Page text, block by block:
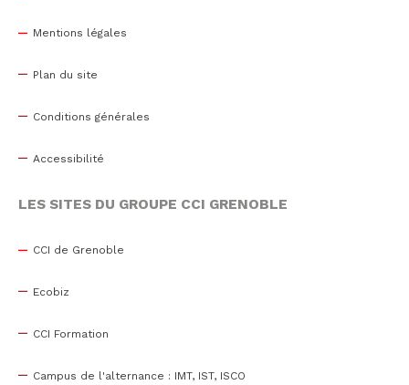
Mentions légales
Plan du site
Conditions générales
Accessibilité
LES SITES DU GROUPE CCI GRENOBLE
CCI de Grenoble
Ecobiz
CCI Formation
Campus de l'alternance : IMT, IST, ISCO